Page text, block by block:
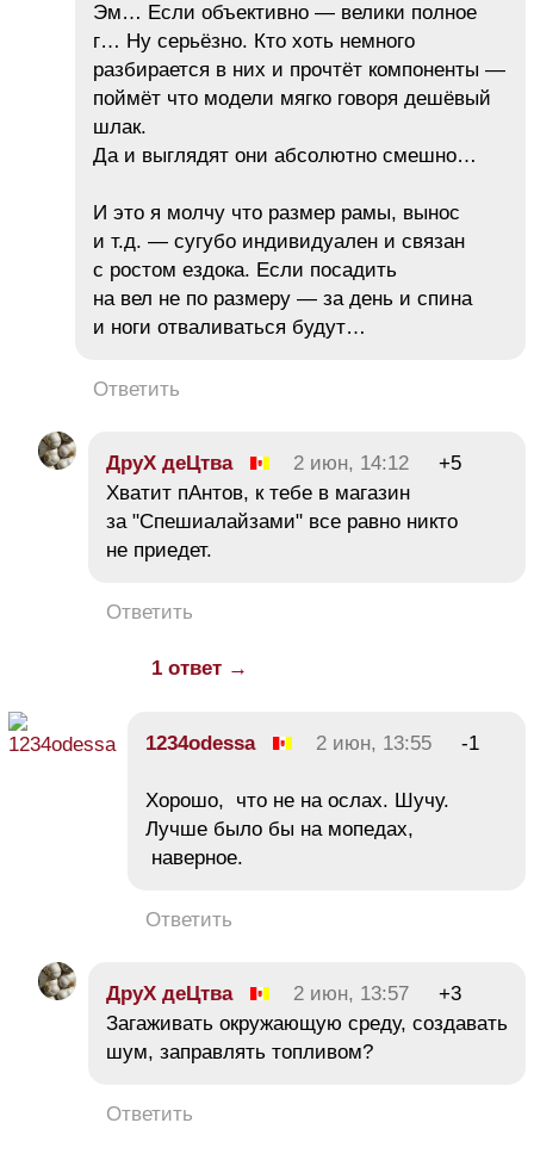
Эм… Если объективно — велики полное
г… Ну серьёзно. Кто хоть немного
разбирается в них и прочтёт компоненты —
поймёт что модели мягко говоря дешёвый
шлак.
Да и выглядят они абсолютно смешно…
И это я молчу что размер рамы, вынос
и т.д. — сугубо индивидуален и связан
с ростом ездока. Если посадить
на вел не по размеру — за день и спина
и ноги отваливаться будут…
Ответить
ДруХ деЦтва 2 июн, 14:12
+5
Хватит пАнтов, к тебе в магазин
за "Спешиалайзами" все равно никто
не приедет.
Ответить
1 ответ →
1234odessa 2 июн, 13:55 -1
Хорошо, что не на ослах. Шучу.
Лучше было бы на мопедах,
наверное.
Ответить
ДруХ деЦтва 2 июн, 13:57
+3
Загаживать окружающую среду, создавать
шум, заправлять топливом?
Ответить